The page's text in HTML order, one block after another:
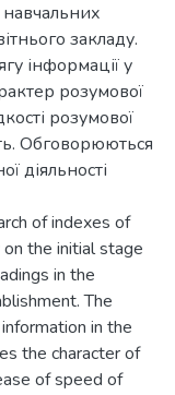
навчальних
закладу.
інформації у
розумової
розумової
Обговорюються
діяльності
of indexes of
the initial stage
in the
The
in the
the character of
of speed of